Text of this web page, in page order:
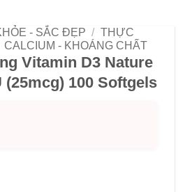
- SẮC ĐẸP / THỰC
CALCIUM - KHOÁNG CHẤT
Vitamin D3 Nature
(25mcg) 100 Softgels